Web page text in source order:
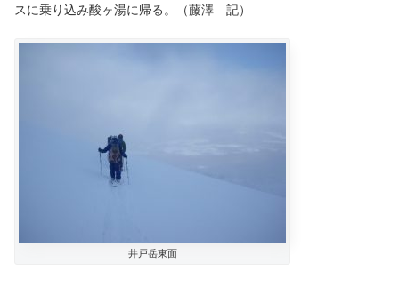
スに乗り込み酸ヶ湯に帰る。（藤澤 記）
井戸岳東面